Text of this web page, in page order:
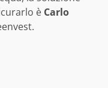
è Carlo